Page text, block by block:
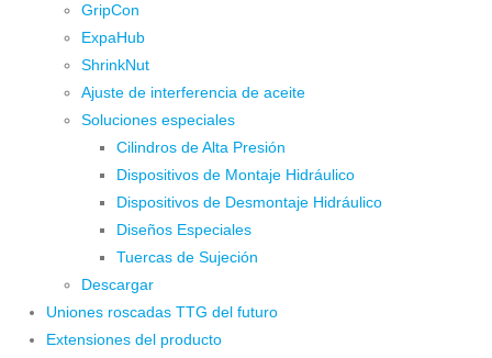
GripCon
ExpaHub
ShrinkNut
Ajuste de interferencia de aceite
Soluciones especiales
Cilindros de Alta Presión
Dispositivos de Montaje Hidráulico
Dispositivos de Desmontaje Hidráulico
Diseños Especiales
Tuercas de Sujeción
Descargar
Uniones roscadas TTG del futuro
Extensiones del producto